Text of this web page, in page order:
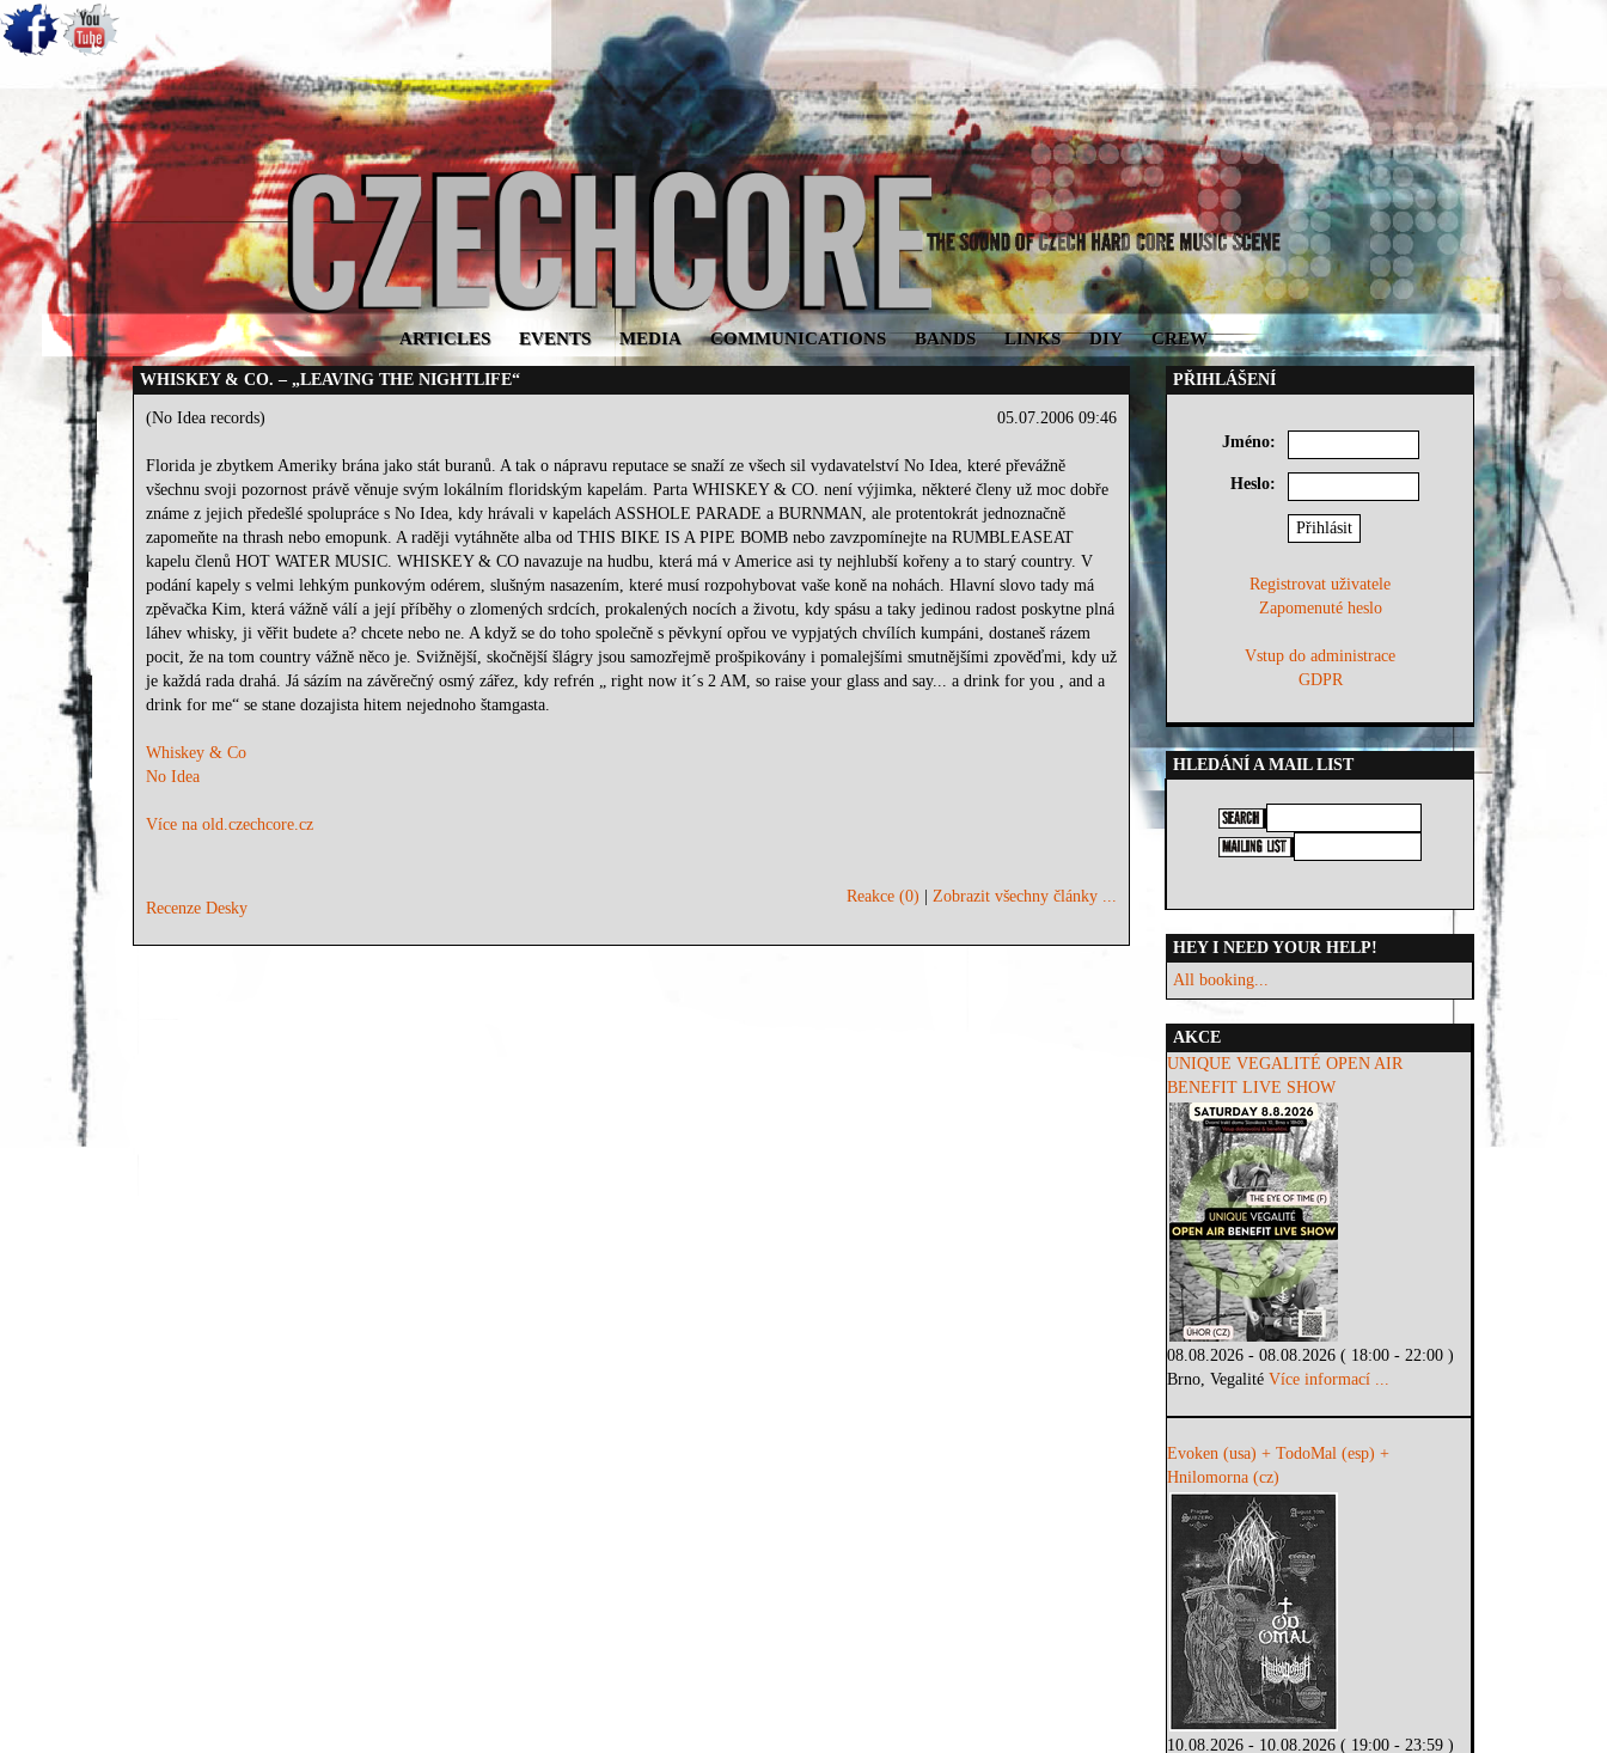
ARTICLES EVENTS MEDIA COMMUNICATIONS BANDS LINKS DIY CREW
WHISKEY & CO. – „LEAVING THE NIGHTLIFE“
05.07.2006 09:46
(No Idea records)
Florida je zbytkem Ameriky brána jako stát buranů. A tak o nápravu reputace se snaží ze všech sil vydavatelství No Idea, které převážně
všechnu svoji pozornost právě věnuje svým lokálním floridským kapelám. Parta WHISKEY & CO. není výjimka, některé členy už moc dobře
známe z jejich předešlé spolupráce s No Idea, kdy hrávali v kapelách ASSHOLE PARADE a BURNMAN, ale protentokrát jednoznačně
zapomeňte na thrash nebo emopunk. A raději vytáhněte alba od THIS BIKE IS A PIPE BOMB nebo zavzpomínejte na RUMBLEASEAT
kapelu členů HOT WATER MUSIC. WHISKEY & CO navazuje na hudbu, která má v Americe asi ty nejhlubší kořeny a to starý country. V
podání kapely s velmi lehkým punkovým odérem, slušným nasazením, které musí rozpohybovat vaše koně na nohách. Hlavní slovo tady má
zpěvačka Kim, která vážně válí a její příběhy o zlomených srdcích, prokalených nocích a životu, kdy spásu a taky jedinou radost poskytne plná
láhev whisky, ji věřit budete a? chcete nebo ne. A když se do toho společně s pěvkyní opřou ve vypjatých chvílích kumpáni, dostaneš rázem
pocit, že na tom country vážně něco je. Svižnější, skočnější šlágry jsou samozřejmě prošpikovány i pomalejšími smutnějšími zpověďmi, kdy už
je každá rada drahá. Já sázím na závěrečný osmý zářez, kdy refrén „ right now it´s 2 AM, so raise your glass and say... a drink for you , and a
drink for me“ se stane dozajista hitem nejednoho štamgasta.
Whiskey & Co
No Idea
Více na old.czechcore.cz
Recenze Desky
Reakce (0) Zobrazit všechny články ...
PŘIHLÁŠENÍ
Jméno:
Heslo:
Registrovat uživatele
Zapomenuté heslo
Vstup do administrace
GDPR
HLEDÁNÍ A MAIL LIST
HEY I NEED YOUR HELP!
All booking...
AKCE
UNIQUE VEGALITÉ OPEN AIR
BENEFIT LIVE SHOW
08.08.2026 - 08.08.2026 ( 18:00 - 22:00 )
Brno, VegalitéVíce informací ...
Evoken (usa) + TodoMal (esp) +
Hnilomorna (cz)
10.08.2026 - 10.08.2026 ( 19:00 - 23:59 )